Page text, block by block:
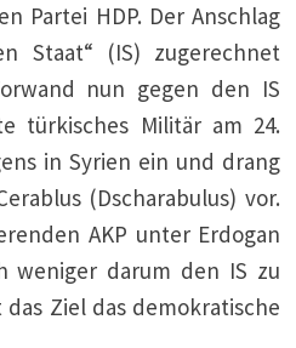
Partei HDP. Der Anschlag
Staat“ (IS) zugerechnet
nun gegen den IS
türkisches Militär am 24.
in Syrien ein und drang
(Dscharabulus) vor.
AKP unter Erdogan
weniger darum den IS zu
Ziel das demokratische